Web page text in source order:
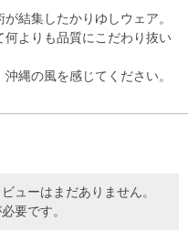
結集したかりゆしウェア。
よりも品質にこだわり抜い
縄の風を感じてください。
ューはまだありません。
要です。